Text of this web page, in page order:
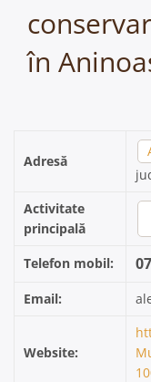
în
Adresă
Activitate
principală
Telefon mobil:
Email:
Website: